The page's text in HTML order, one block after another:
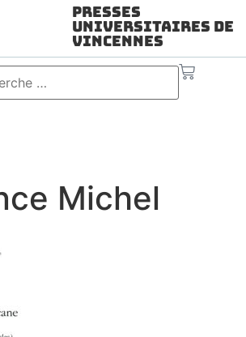
Presses
Universitaires de
Vincennes
Michel